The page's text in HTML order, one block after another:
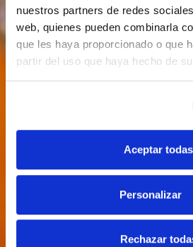
nuestros partners de redes
web, quienes pueden combinarla
que les haya proporcionado o que
partir del uso que haya hecho de
Aceptar todas
Personalizar
Rechazar